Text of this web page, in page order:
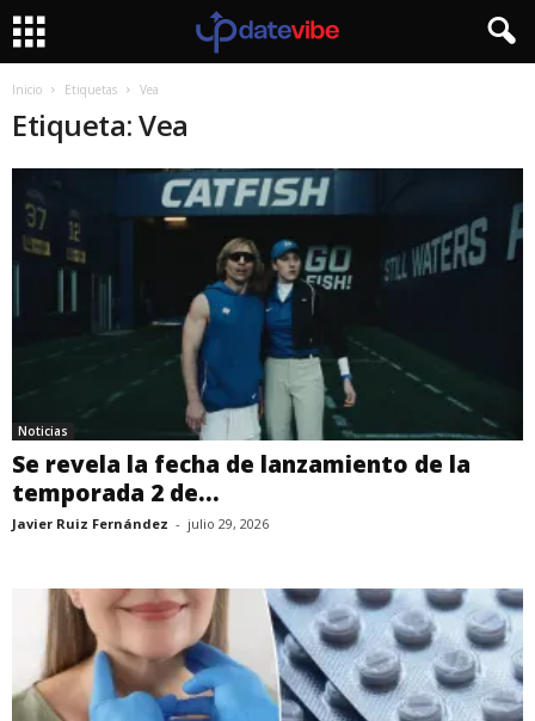
Inicio Etiquetas Vea
Etiqueta: Vea
Noticias
Se revela la fecha de lanzamiento de la
temporada 2 de...
Javier Ruiz Fernández - julio 29, 2026